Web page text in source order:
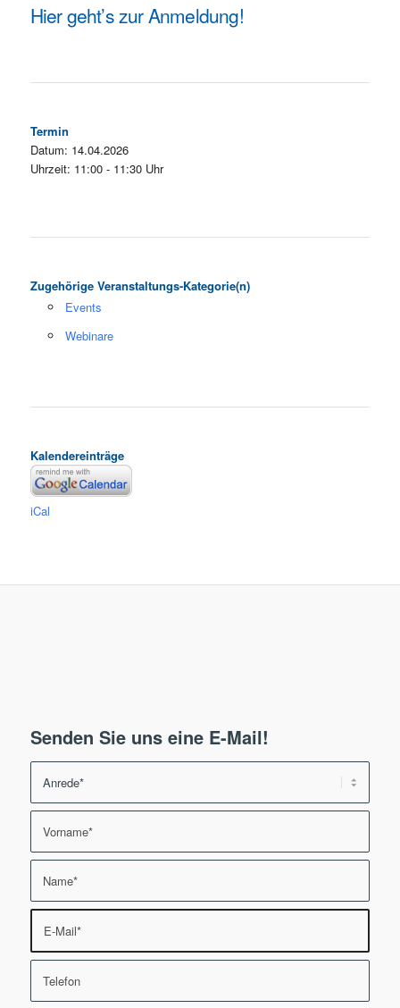
Hier geht’s zur Anmeldung!
Termin
Datum: 14.04.2026
Uhrzeit: 11:00 - 11:30 Uhr
Zugehörige Veranstaltungs-Kategorie(n)
Events
Webinare
Kalendereinträge
iCal
Senden Sie uns eine E-Mail!